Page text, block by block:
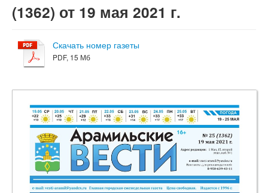
(1362) от 19 мая 2021 г.
Скачать номер газеты
PDF, 15 Мб